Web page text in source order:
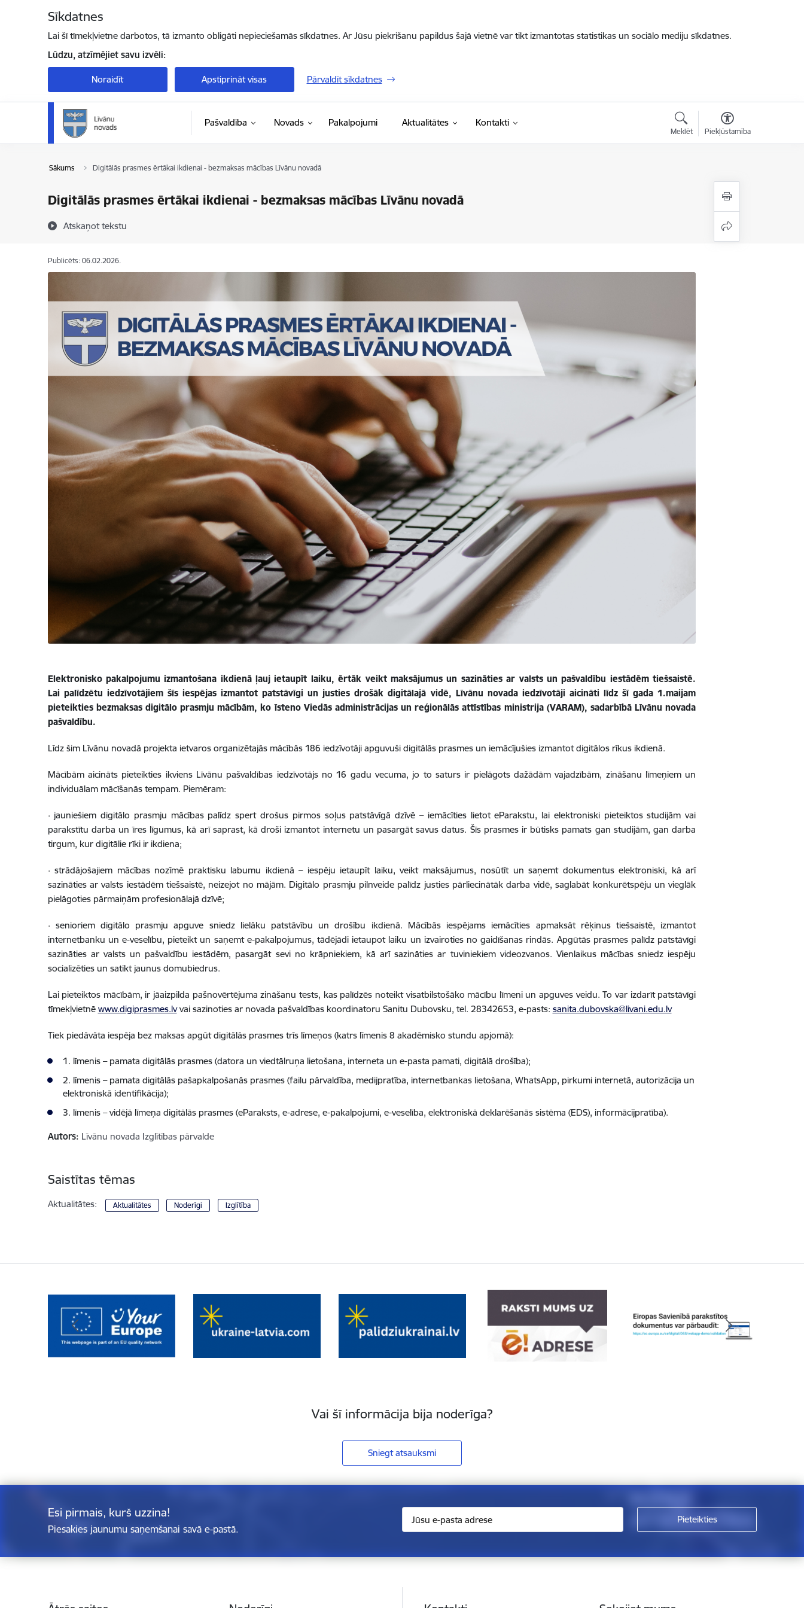
Sīkdatnes
Lai šī tīmekļvietne darbotos, tā izmanto obligāti nepieciešamās sīkdatnes. Ar Jūsu piekrišanu papildus šajā vietnē var tikt izmantotas statistikas un sociālo mediju sīkdatnes.
Lūdzu, atzīmējiet savu izvēli:
Noraidīt Apstiprināt visas Pārvaldīt sīkdatnes
Pašvaldība Novads Pakalpojumi Aktualitātes Kontakti
Meklēt Piekļūstamība
Sākums Digitālās prasmes ērtākai ikdienai - bezmaksas mācības Līvānu novadā
Digitālās prasmes ērtākai ikdienai - bezmaksas mācības Līvānu novadā
Atskaņot tekstu
Publicēts: 06.02.2026.
Elektronisko pakalpojumu izmantošana ikdienā ļauj ietaupīt laiku, ērtāk veikt maksājumus un sazināties ar valsts un pašvaldību iestādēm tiešsaistē.
Lai palīdzētu iedzīvotājiem šīs iespējas izmantot patstāvīgi un justies drošāk digitālajā vidē, Līvānu novada iedzīvotāji aicināti līdz šī gada 1.maijam
pieteikties bezmaksas digitālo prasmju mācībām, ko īsteno Viedās administrācijas un reģionālās attīstības ministrija (VARAM), sadarbībā Līvānu novada
pašvaldību.
Līdz šim Līvānu novadā projekta ietvaros organizētajās mācībās 186 iedzīvotāji apguvuši digitālās prasmes un iemācījušies izmantot digitālos rīkus ikdienā.
Mācībām aicināts pieteikties ikviens Līvānu pašvaldības iedzīvotājs no 16 gadu vecuma, jo to saturs ir pielāgots dažādām vajadzībām, zināšanu līmeņiem un
individuālam mācīšanās tempam. Piemēram:
· jauniešiem digitālo prasmju mācības palīdz spert drošus pirmos soļus patstāvīgā dzīvē – iemācīties lietot eParakstu, lai elektroniski pieteiktos studijām vai
parakstītu darba un īres līgumus, kā arī saprast, kā droši izmantot internetu un pasargāt savus datus. Šīs prasmes ir būtisks pamats gan studijām, gan darba
tirgum, kur digitālie rīki ir ikdiena;
· strādājošajiem mācības nozīmē praktisku labumu ikdienā – iespēju ietaupīt laiku, veikt maksājumus, nosūtīt un saņemt dokumentus elektroniski, kā arī
sazināties ar valsts iestādēm tiešsaistē, neizejot no mājām. Digitālo prasmju pilnveide palīdz justies pārliecinātāk darba vidē, saglabāt konkurētspēju un vieglāk
pielāgoties pārmaiņām profesionālajā dzīvē;
· senioriem digitālo prasmju apguve sniedz lielāku patstāvību un drošību ikdienā. Mācībās iespējams iemācīties apmaksāt rēķinus tiešsaistē, izmantot
internetbanku un e-veselību, pieteikt un saņemt e-pakalpojumus, tādējādi ietaupot laiku un izvairoties no gaidīšanas rindās. Apgūtās prasmes palīdz patstāvīgi
sazināties ar valsts un pašvaldību iestādēm, pasargāt sevi no krāpniekiem, kā arī sazināties ar tuviniekiem videozvanos. Vienlaikus mācības sniedz iespēju
socializēties un satikt jaunus domubiedrus.
Lai pieteiktos mācībām, ir jāaizpilda pašnovērtējuma zināšanu tests, kas palīdzēs noteikt visatbilstošāko mācību līmeni un apguves veidu. To var izdarīt patstāvīgi
tīmekļvietnē www.digiprasmes.lvvai sazinoties ar novada pašvaldības koordinatoru Sanitu Dubovsku, tel. 28342653, e-pasts: sanita.dubovska@livani.edu.lv
Tiek piedāvāta iespēja bez maksas apgūt digitālās prasmes trīs līmeņos (katrs līmenis 8 akadēmisko stundu apjomā):
1. līmenis – pamata digitālās prasmes (datora un viedtālruņa lietošana, interneta un e-pasta pamati, digitālā drošība);
2. līmenis – pamata digitālās pašapkalpošanās prasmes (failu pārvaldība, medijpratība, internetbankas lietošana, WhatsApp, pirkumi internetā, autorizācija un
elektroniskā identifikācija);
3. līmenis – vidējā līmeņa digitālās prasmes (eParaksts, e-adrese, e-pakalpojumi, e-veselība, elektroniskā deklarēšanās sistēma (EDS), informācijpratība).
Autors: Līvānu novada Izglītības pārvalde
Saistītas tēmas
Aktualitātes: Aktualitātes Noderīgi Izglītība
Vai šī informācija bija noderīga?
Sniegt atsauksmi
Esi pirmais, kurš uzzina!
Piesakies jaunumu saņemšanai savā e-pastā.